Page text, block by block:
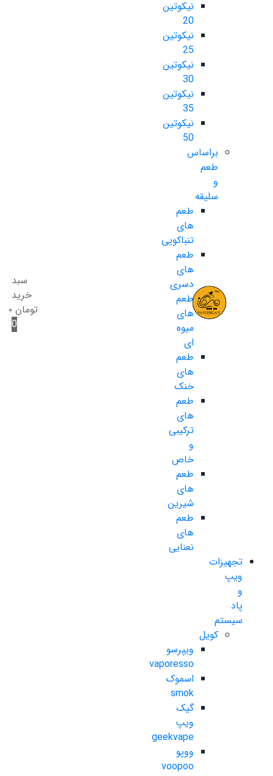
نیکوتین
20
نیکوتین
25
نیکوتین
30
نیکوتین
35
نیکوتین
50
براساس
طعم
و
سلیقه
طعم
های
تنباکویی
طعم
های
دسری
طعم
های
میوه
ای
طعم
های
خنک
طعم
های
ترکیبی
و
خاص
طعم
های
شیرین
طعم
های
نعنایی
تجهیزات
ویپ
و
پاد
سیستم
کویل
ویپرسو
vaporesso
اسموک
smok
گیک
ویپ
geekvape
ووپو
voopoo
سبد
خرید
تومان ۰
0